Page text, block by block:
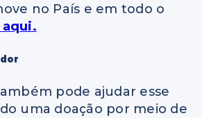
no País e em todo o
pode ajudar esse
uma doação por meio de